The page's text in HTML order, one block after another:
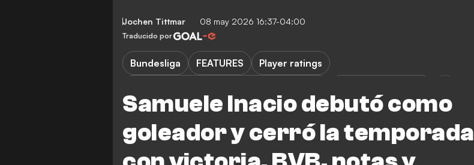
Jochen Tittmar 08 may 2026 16:37-04:00
Traducido por
Samuele Inacio debutó como
goleador y cerró la temporada
Bundesliga FEATURES
Player ratings
J. Brandt
S. Inacio Niklas Süle S. Guirassy
F. Silva
N. Schlotterbeck
K. Adeyemi J. Ryerson M. Beier